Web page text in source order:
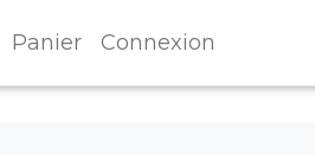
Panier Connexion